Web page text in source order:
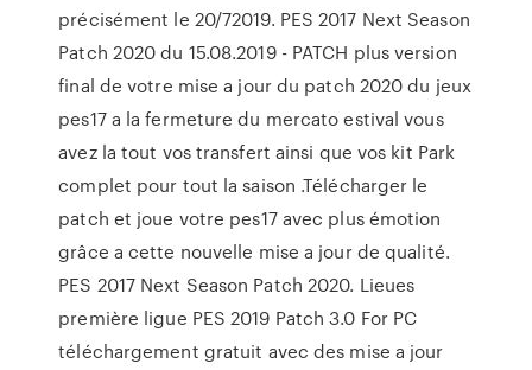
précisément le 20/72019. PES 2017 Next Season
Patch 2020 du 15.08.2019 - PATCH plus version
final de votre mise a jour du patch 2020 du jeux
pes17 a la fermeture du mercato estival vous
avez la tout vos transfert ainsi que vos kit Park
complet pour tout la saison .Télécharger le
patch et joue votre pes17 avec plus émotion
grâce a cette nouvelle mise a jour de qualité.
PES 2017 Next Season Patch 2020. Lieues
première ligue PES 2019 Patch 3.0 For PC
téléchargement gratuit avec des mise a jour